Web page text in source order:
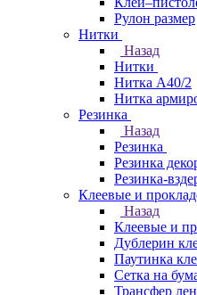
Рулон размер
Нитки
Назад
Нитки
Нитка А40/2
Нитка
Резинка
Назад
Резинка
Резинка
Резинка-
Клеевые и
Назад
Клеевые и
Дублерин
Паутинка
Сетка на
Трансфер